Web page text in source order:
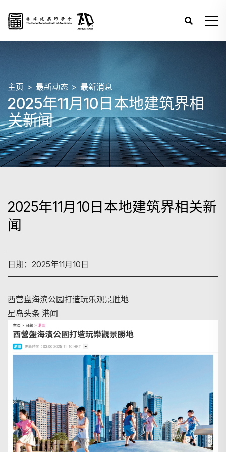
主页 最新动态 最新消息
2025年11月10日本地建筑界相
关新闻
2025年11月10日本地建筑界相关新
闻
日期：2025年11月10日
西营盘海滨公园打造玩乐观景胜地
星岛头条 港闻